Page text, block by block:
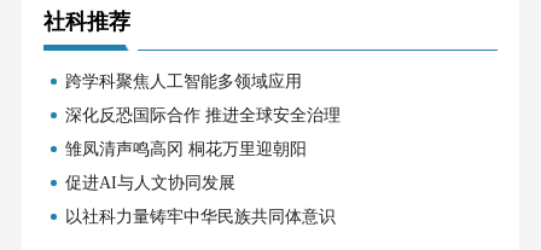
社科推荐
跨学科聚焦人工智能多领域应用
深化反恐国际合作 推进全球安全治理
雏凤清声鸣高冈 桐花万里迎朝阳
促进AI与人文协同发展
以社科力量铸牢中华民族共同体意识